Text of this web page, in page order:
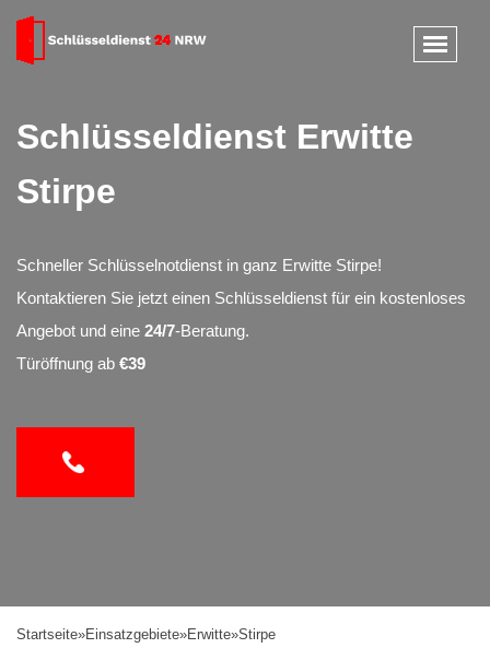
Schlüsseldienst Erwitte
Stirpe
Schneller Schlüsselnotdienst in ganz Erwitte Stirpe!
Kontaktieren Sie jetzt einen Schlüsseldienst für ein kostenloses
Angebot und eine 24/7-Beratung.
Türöffnung ab €39
Startseite»Einsatzgebiete»Erwitte»Stirpe